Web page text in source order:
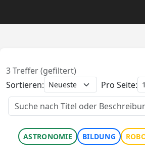
3 Treffer (gefiltert)
Sortieren:
Pro Seite:
ASTRONOMIE BILDUNG